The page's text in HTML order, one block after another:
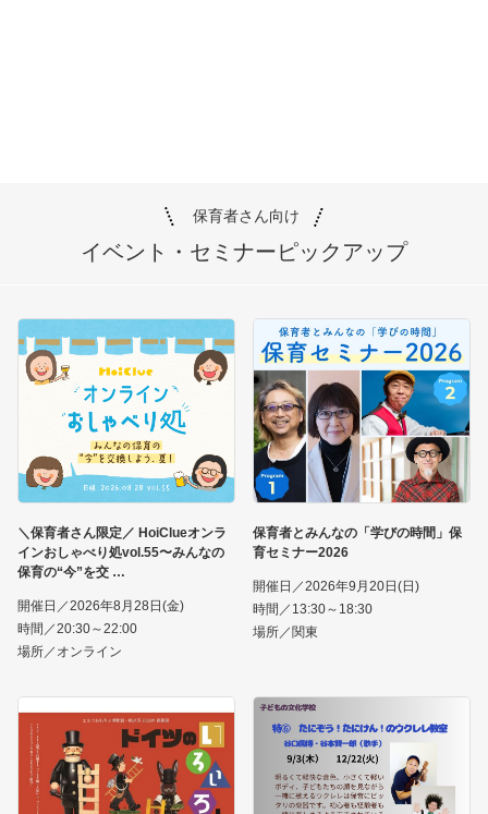
保育者さん向け
イベント・セミナーピックアップ
＼保育者さん限定／ HoiClueオンラ
インおしゃべり処vol.55〜みんなの
保育の“今”を交
開催日／2026年8月28日(金)
時間／20:30～22:00
場所／オンライン
保育者とみんなの「学びの時間」保
育セミナー2026
開催日／2026年9月20日(日)
時間／13:30～18:30
場所／関東